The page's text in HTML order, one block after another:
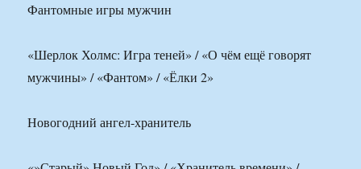
Фантомные игры мужчин
«Шерлок Холмс: Игра теней» / «О чём ещё говорят
мужчины» / «Фантом» / «Ёлки 2»
Новогодний ангел-хранитель